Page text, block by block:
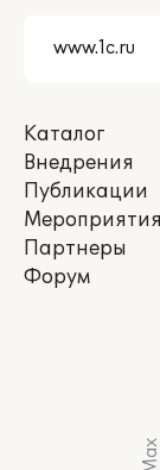
Каталог
Внедрения
Публикации
Мероприятия
Партнеры
Форум